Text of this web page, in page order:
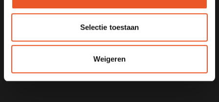
Selectie toestaan
Weigeren
Wendbaar organiseren
Begeleiden van transities
Leiderschap en teamontwikkeling
Strategie & performance
Opgavegericht werken en organiseren